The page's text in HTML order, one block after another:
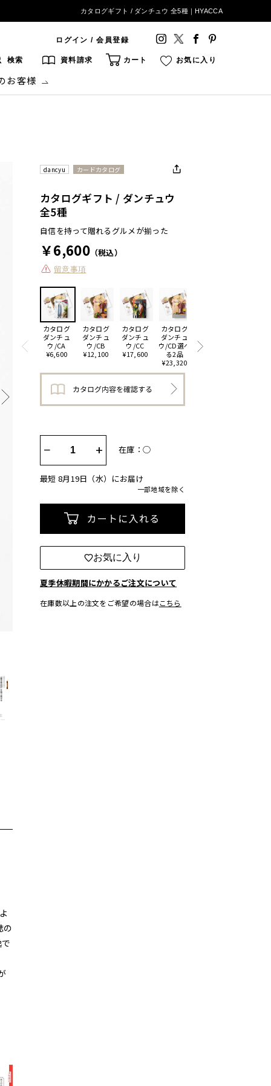
カタログギフト / ダンチュウ 全5種｜HYACCA
ログイン / 会員登録
検索 資料請求 カート お気に入り
お客様
の
dancyu カードカタログ
カタログ
ダンチュ
ウ/CA
¥6,600
カタログ
ダンチュ
ウ/CB
¥12,100
カタログ
ダンチュ
ウ/CC
¥17,600
カタログ
ダンチュ
ウ/CD選べ
る2品
¥23,320
ウ/CE選べ
カタログギフト / ダンチュウ
全5種
自信を持って贈れるグルメが揃った
￥6,600（税込）
留意事項
− + 在庫：◯
最短 8月19日（水）にお届け
一部地域を除く
お気に入り
夏季休暇期間にかかるご注文について
在庫数以上の注文をご希望の場合はこちら